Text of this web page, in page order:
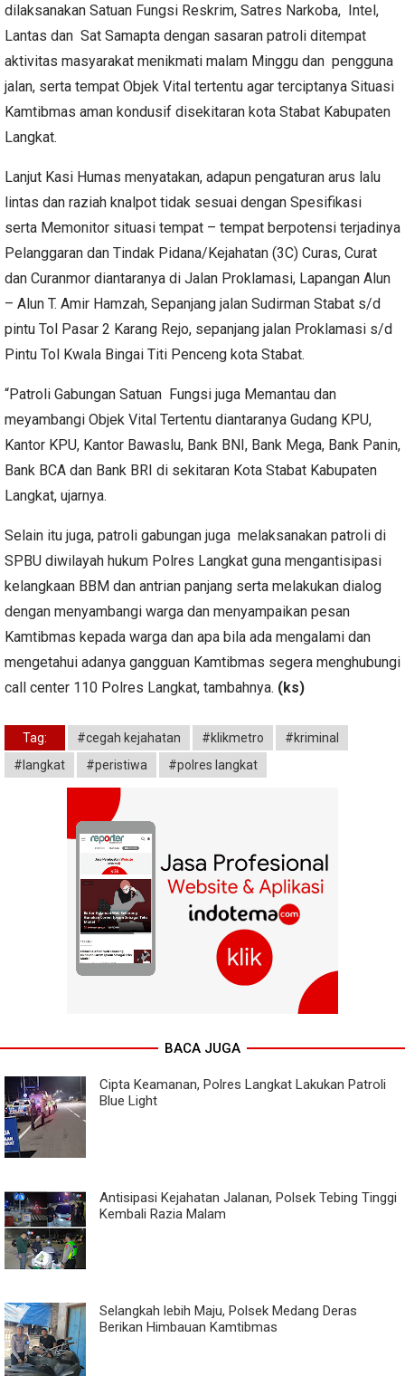
dilaksanakan Satuan Fungsi Reskrim, Satres Narkoba, Intel,
Lantas dan Sat Samapta dengan sasaran patroli ditempat
aktivitas masyarakat menikmati malam Minggu dan pengguna
jalan, serta tempat Objek Vital tertentu agar terciptanya Situasi
Kamtibmas aman kondusif disekitaran kota Stabat Kabupaten
Langkat.
Lanjut Kasi Humas menyatakan, adapun pengaturan arus lalu
lintas dan raziah knalpot tidak sesuai dengan Spesifikasi
serta Memonitor situasi tempat – tempat berpotensi terjadinya
Pelanggaran dan Tindak Pidana/Kejahatan (3C) Curas, Curat
dan Curanmor diantaranya di Jalan Proklamasi, Lapangan Alun
– Alun T. Amir Hamzah, Sepanjang jalan Sudirman Stabat s/d
pintu Tol Pasar 2 Karang Rejo, sepanjang jalan Proklamasi s/d
Pintu Tol Kwala Bingai Titi Penceng kota Stabat.
“Patroli Gabungan Satuan Fungsi juga Memantau dan
meyambangi Objek Vital Tertentu diantaranya Gudang KPU,
Kantor KPU, Kantor Bawaslu, Bank BNI, Bank Mega, Bank Panin,
Bank BCA dan Bank BRI di sekitaran Kota Stabat Kabupaten
Langkat, ujarnya.
Selain itu juga, patroli gabungan juga melaksanakan patroli di
SPBU diwilayah hukum Polres Langkat guna mengantisipasi
kelangkaan BBM dan antrian panjang serta melakukan dialog
dengan menyambangi warga dan menyampaikan pesan
Kamtibmas kepada warga dan apa bila ada mengalami dan
mengetahui adanya gangguan Kamtibmas segera menghubungi
call center 110 Polres Langkat, tambahnya. (ks)
Tag: #cegah kejahatan #klikmetro
#kriminal
#langkat
#peristiwa #polres langkat
BACA JUGA
Cipta Keamanan, Polres Langkat Lakukan Patroli
Blue Light
Antisipasi Kejahatan Jalanan, Polsek Tebing Tinggi
Kembali Razia Malam
Selangkah lebih Maju, Polsek Medang Deras
Berikan Himbauan Kamtibmas